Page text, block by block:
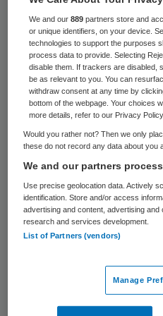
BioNovion uit Oss
de ontwikkeling van
kanker, krijgt een
Branchegenoot
in Californië neemt
bedrijf voor 29 miljoen
van de koopsom
BioNovion is
wetenschappers, ex-
weggesaneerde
farmaceutisch
financiële steun van
We and our889 partners store and
or unique identifiers, on your device.
technologies to support the purposes
process data to provide. Selecting
disable them. If trackers are disabled,
be as relevant to you. You can
withdraw consent at any time by
bottom of the webpage. Your choices
more details, refer to our Privacy Policy.
Would you rather not? Then we only
these do not record any data about you
We and our partners
Use precise geolocation data. Actively
identification. Store and/or access
advertising and content, advertising
research and services development.
List of Partners (vendors)
Manage